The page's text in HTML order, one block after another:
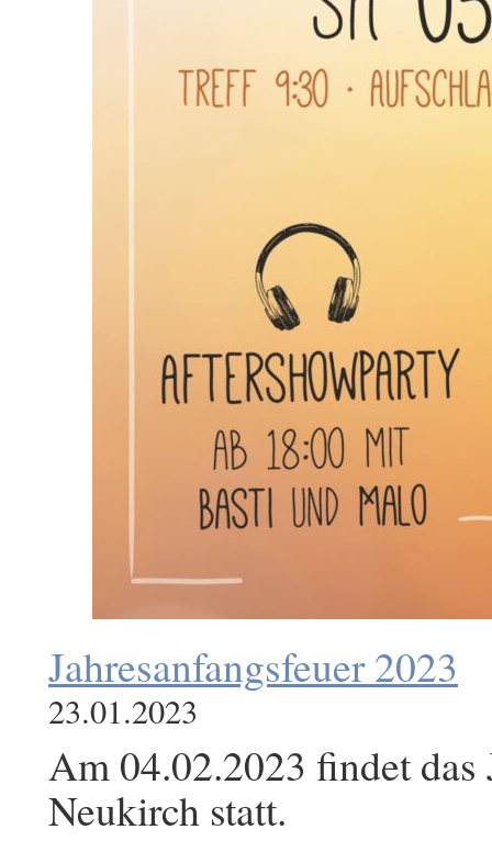
Jahresanfangsfeuer 2023
23.01.2023
Am 04.02.2023 findet das
Neukirch statt.